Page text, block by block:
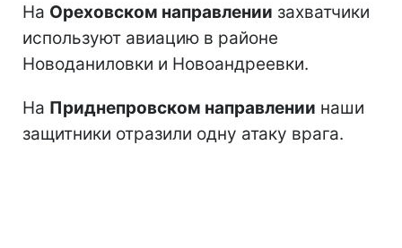
На Ореховском направлении захватчики
используют авиацию в районе
Новоданиловки и Новоандреевки.
На Приднепровском направлении наши
защитники отразили одну атаку врага.